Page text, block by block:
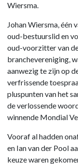
Wiersma.
Johan Wiersma, één
oud-bestuurslid en
oud-voorzitter van
branchevereniging,
aanwezig te zijn op
verfrissende
pluspunten van het
de verlossende
winnende Mondial
Vooraf al hadden
en Ian van der Pool
keuze waren